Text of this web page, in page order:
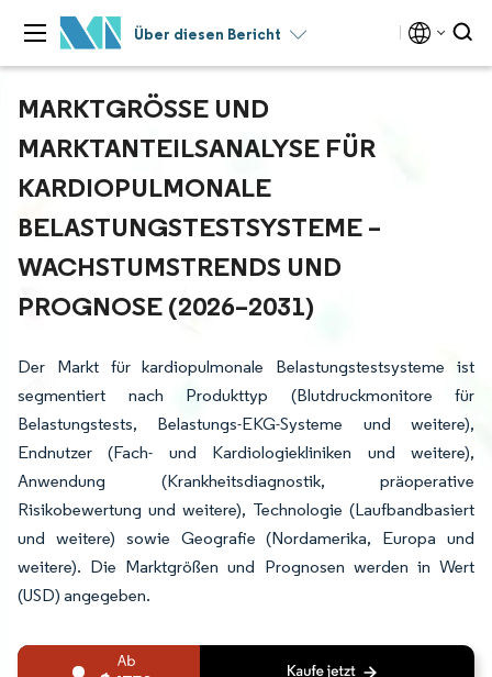
Über diesen Bericht
MARKTGRÖSSE UND M
ARKTANTEILSANALYSE FÜR K
ARDIOPULMONALE B
ELASTUNGSTESTSYSTEME – W
ACHSTUMSTRENDS UND P
ROGNOSE (2026–2031)
Der Markt für kardiopulmonale Belastungstestsysteme ist
segmentiert nach Produkttyp (Blutdruckmonitore für
Belastungstests, Belastungs-EKG-Systeme und weitere),
Endnutzer (Fach- und Kardiologiekliniken und weitere),
Anwendung (Krankheitsdiagnostik, präoperative
Risikobewertung und weitere), Technologie (Laufbandbasiert
und weitere) sowie Geografie (Nordamerika, Europa und
weitere). Die Marktgrößen und Prognosen werden in Wert
(USD) angegeben.